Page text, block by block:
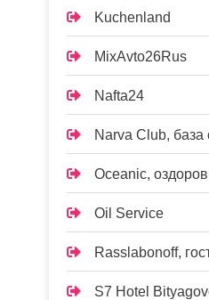
Kuchenland
MixAvto26Rus
Nafta24
Narva Club, база
Oceanic,
Oil Service
Rasslabonoff,
S7 Hotel